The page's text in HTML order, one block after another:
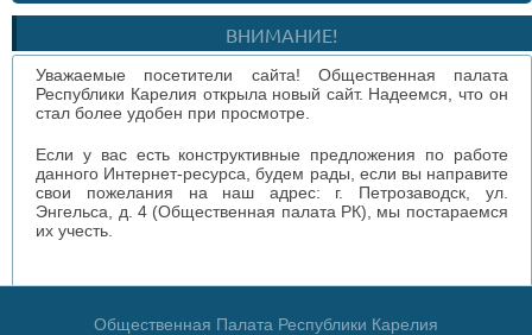
ВНИМАНИЕ!
Уважаемые посетители сайта! Общественная палата
Республики Карелия открыла новый сайт. Надеемся, что он
стал более удобен при просмотре.
Если у вас есть конструктивные предложения по работе
данного Интернет-ресурса, будем рады, если вы направите
свои пожелания на наш адрес: г. Петрозаводск, ул.
Энгельса, д. 4 (Общественная палата РК), мы постараемся
их учесть.
Общественная Палата Республики Карелия